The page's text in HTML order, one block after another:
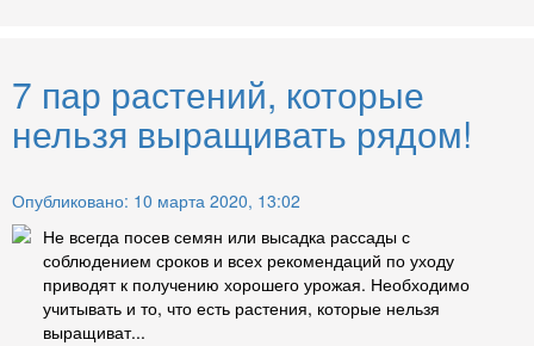
7 пар растений, которые
нельзя выращивать рядом!
Опубликовано: 10 марта 2020, 13:02
Не всегда посев семян или высадка рассады с
соблюдением сроков и всех рекомендаций по уходу
приводят к получению хорошего урожая. Необходимо
учитывать и то, что есть растения, которые нельзя
выращиват...